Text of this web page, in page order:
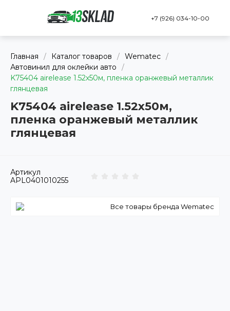
+7 (926) 034-10-00
Главная / Каталог товаров / Wematec /
Автовинил для оклейки авто
/
K75404 airelease 1.52х50м, пленка оранжевый металлик
глянцевая
K75404 airelease 1.52х50м,
пленка оранжевый металлик
глянцевая
Артикул
APL0401010255
Все товары бренда Wematec